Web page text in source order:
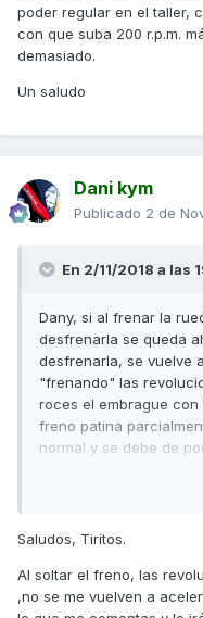
poder regular en el taller,
con que suba 200 r.p.m.
demasiado.
Un saludo
Dani kym
Publicado 2 de
En 2/11/2018 a las
Dany, si al frenar la
desfrenarla se queda
desfrenarla, se vuelve
"frenando" las
roces el embrague
freno patina
normal y se debe de
de lo normal. 1000
Saludos, Tiritos.
Al soltar el freno, las
,no se me vuelven a